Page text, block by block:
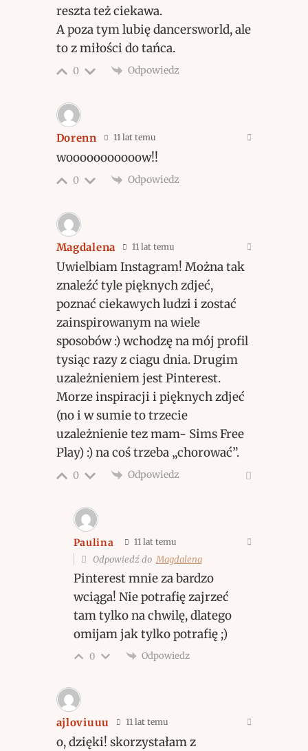
reszta też ciekawa.
A poza tym lubię dancersworld, ale
to z miłości do tańca.
0 Odpowiedz
Dorenn 11 lat temu
wooooooooooow!!
0 Odpowiedz
Magdalena 11 lat temu
Uwielbiam Instagram! Można tak
znaleźć tyle pięknych zdjeć,
poznać ciekawych ludzi i zostać
zainspirowanym na wiele
sposobów :) wchodzę na mój profil
tysiąc razy z ciagu dnia. Drugim
uzależnieniem jest Pinterest.
Morze inspiracji i pięknych zdjeć
(no i w sumie to trzecie
uzależnienie tez mam- Sims Free
Play) :) na coś trzeba „chorować”.
0 Odpowiedz
Paulina 11 lat temu
Odpowiedź doMagdalena
Pinterest mnie za bardzo
wciąga! Nie potrafię zajrzeć
tam tylko na chwilę, dlatego
omijam jak tylko potrafię ;)
0 Odpowiedz
ajloviuuu 11 lat temu
o, dzięki! skorzystałam z